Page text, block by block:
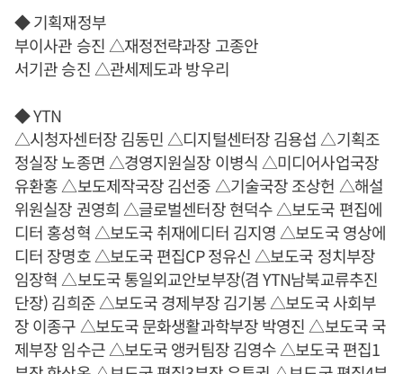
◆ 기획재정부
부이사관 승진 △재정전략과장 고종안
서기관 승진 △관세제도과 방우리
◆ YTN
△시청자센터장 김동민 △디지털센터장 김용섭 △기획조
정실장 노종면 △경영지원실장 이병식 △미디어사업국장
유환홍 △보도제작국장 김선중 △기술국장 조상헌 △해설
위원실장 권영희 △글로벌센터장 현덕수 △보도국 편집에
디터 홍성혁 △보도국 취재에디터 김지영 △보도국 영상에
디터 장명호 △보도국 편집CP 정유신 △보도국 정치부장
임장혁 △보도국 통일외교안보부장(겸 YTN남북교류추진
단장) 김희준 △보도국 경제부장 김기봉 △보도국 사회부
장 이종구 △보도국 문화생활과학부장 박영진 △보도국 국
제부장 임수근 △보도국 앵커팀장 김영수 △보도국 편집1